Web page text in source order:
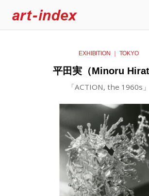
EXHIBITION ｜ TOKYO
平田実（Minoru
「ACTION, the 1960s」